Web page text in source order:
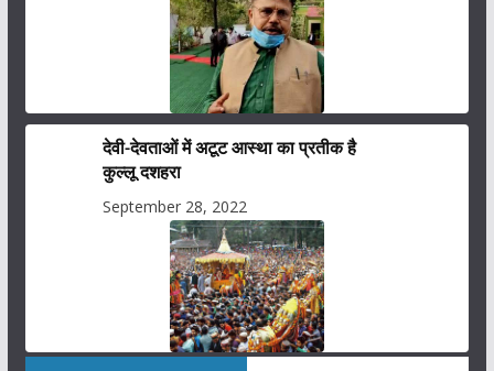
देवी-देवताओं में अटूट आस्था का प्रतीक है
कुल्लू दशहरा
September 28, 2022